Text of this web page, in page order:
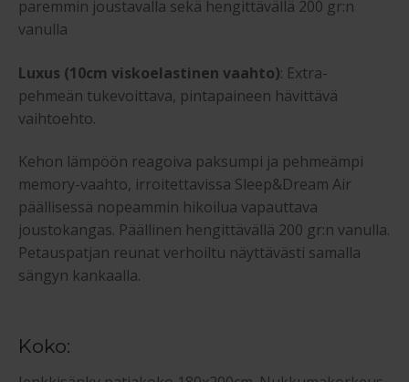
paremmin joustavalla sekä hengittävällä 200 gr:n
vanulla
Luxus (10cm viskoelastinen vaahto): Extra-
pehmeän tukevoittava, pintapaineen hävittävä
vaihtoehto.
Kehon lämpöön reagoiva paksumpi ja pehmeämpi
memory-vaahto, irroitettavissa Sleep&Dream Air
päällisessä nopeammin hikoilua vapauttava
joustokangas. Päällinen hengittävällä 200 gr:n vanulla.
Petauspatjan reunat verhoiltu näyttävästi samalla
sängyn kankaalla.
Koko: